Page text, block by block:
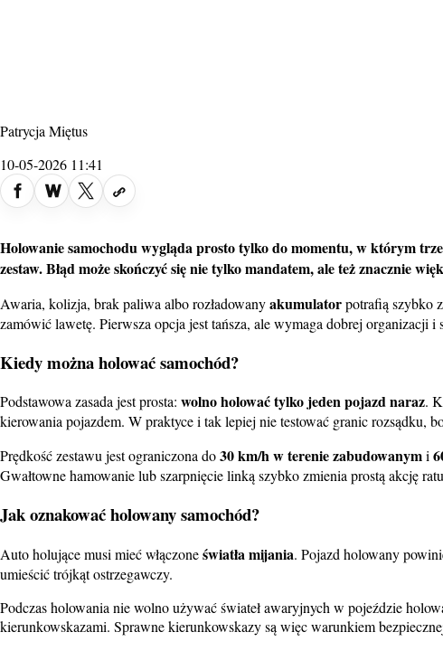
Patrycja Miętus
10-05-2026 11:41
Holowanie samochodu wygląda prosto tylko do momentu, w którym
zestaw. Błąd może skończyć się nie tylko mandatem, ale też znacznie
Awaria, kolizja, brak paliwa albo rozładowanyakumulatorpotrafią szybko
zamówić lawetę. Pierwsza opcja jest tańsza, ale wymaga dobrej organizacji i
Kiedy można holować samochód?
Podstawowa zasada jest prosta: wolno holować tylko jeden pojazd naraz.
kierowania pojazdem. W praktyce i tak lepiej nie testować granic rozsądku,
Prędkość zestawu jest ograniczona do30 km/h w terenie zabudowanymi
Gwałtowne hamowanie lub szarpnięcie linką szybko zmienia prostą akcję
Jak oznakować holowany samochód?
Auto holujące musi mieć włączoneświatła mijania. Pojazd holowany
umieścić trójkąt ostrzegawczy.
Podczas holowania nie wolno używać świateł awaryjnych w pojeździe
kierunkowskazami. Sprawne kierunkowskazy są więc warunkiem